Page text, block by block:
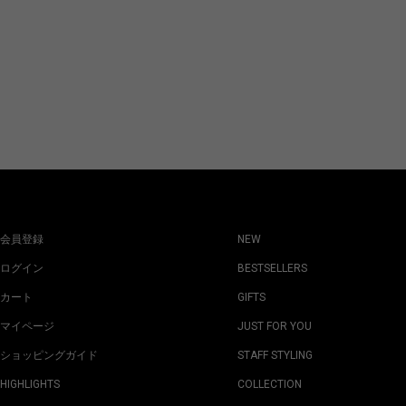
会員登録
ログイン
カート
マイページ
ショッピングガイド
HIGHLIGHTS
NEW
BESTSELLERS
GIFTS
JUST FOR YOU
STAFF STYLING
COLLECTION